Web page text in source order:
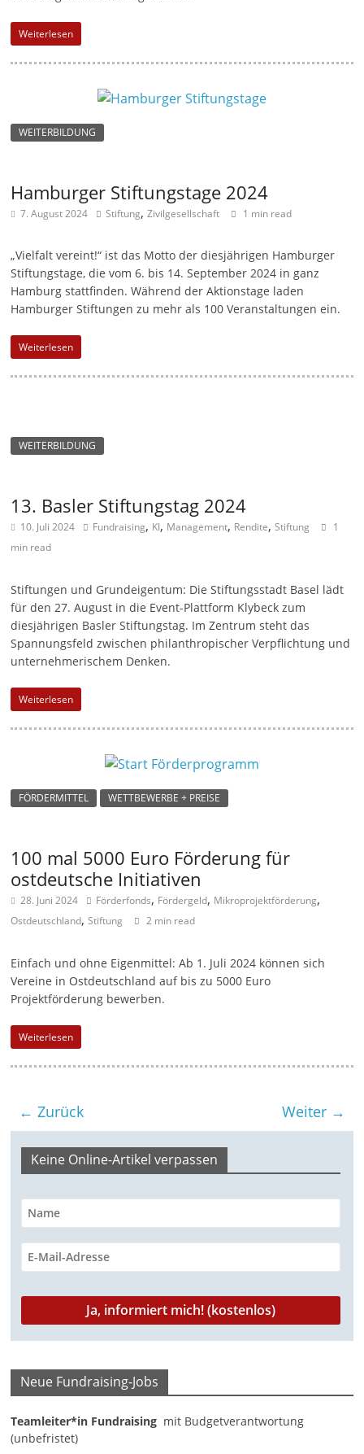
Weiterlesen
WEITERBILDUNG
Hamburger Stiftungstage 2024
7. August 2024 Stiftung,Zivilgesellschaft 1 min read
„Vielfalt vereint!“ ist das Motto der diesjährigen Hamburger
Stiftungstage, die vom 6. bis 14. September 2024 in ganz
Hamburg stattfinden. Während der Aktionstage laden
Hamburger Stiftungen zu mehr als 100 Veranstaltungen ein.
Weiterlesen
WEITERBILDUNG
13. Basler Stiftungstag 2024
10. Juli 2024 Fundraising, KI, Management, Rendite,Stiftung
1
min read
Stiftungen und Grundeigentum: Die Stiftungsstadt Basel lädt
für den 27. August in die Event-Plattform Klybeck zum
diesjährigen Basler Stiftungstag. Im Zentrum steht das
Spannungsfeld zwischen philanthropischer Verpflichtung und
unternehmerischem Denken.
Weiterlesen
FÖRDERMITTEL WETTBEWERBE + PREISE
100 mal 5000 Euro Förderung für
ostdeutsche Initiativen
28. Juni 2024 Förderfonds, Fördergeld, Mikroprojektförderung,
Ostdeutschland,Stiftung 2 min read
Einfach und ohne Eigenmittel: Ab 1. Juli 2024 können sich
Vereine in Ostdeutschland auf bis zu 5000 Euro
Projektförderung bewerben.
Weiterlesen
← Zurück Weiter →
Keine Online-Artikel verpassen
Neue Fundraising-Jobs
Teamleiter*in Fundraising mit Budgetverantwortung
(unbefristet)